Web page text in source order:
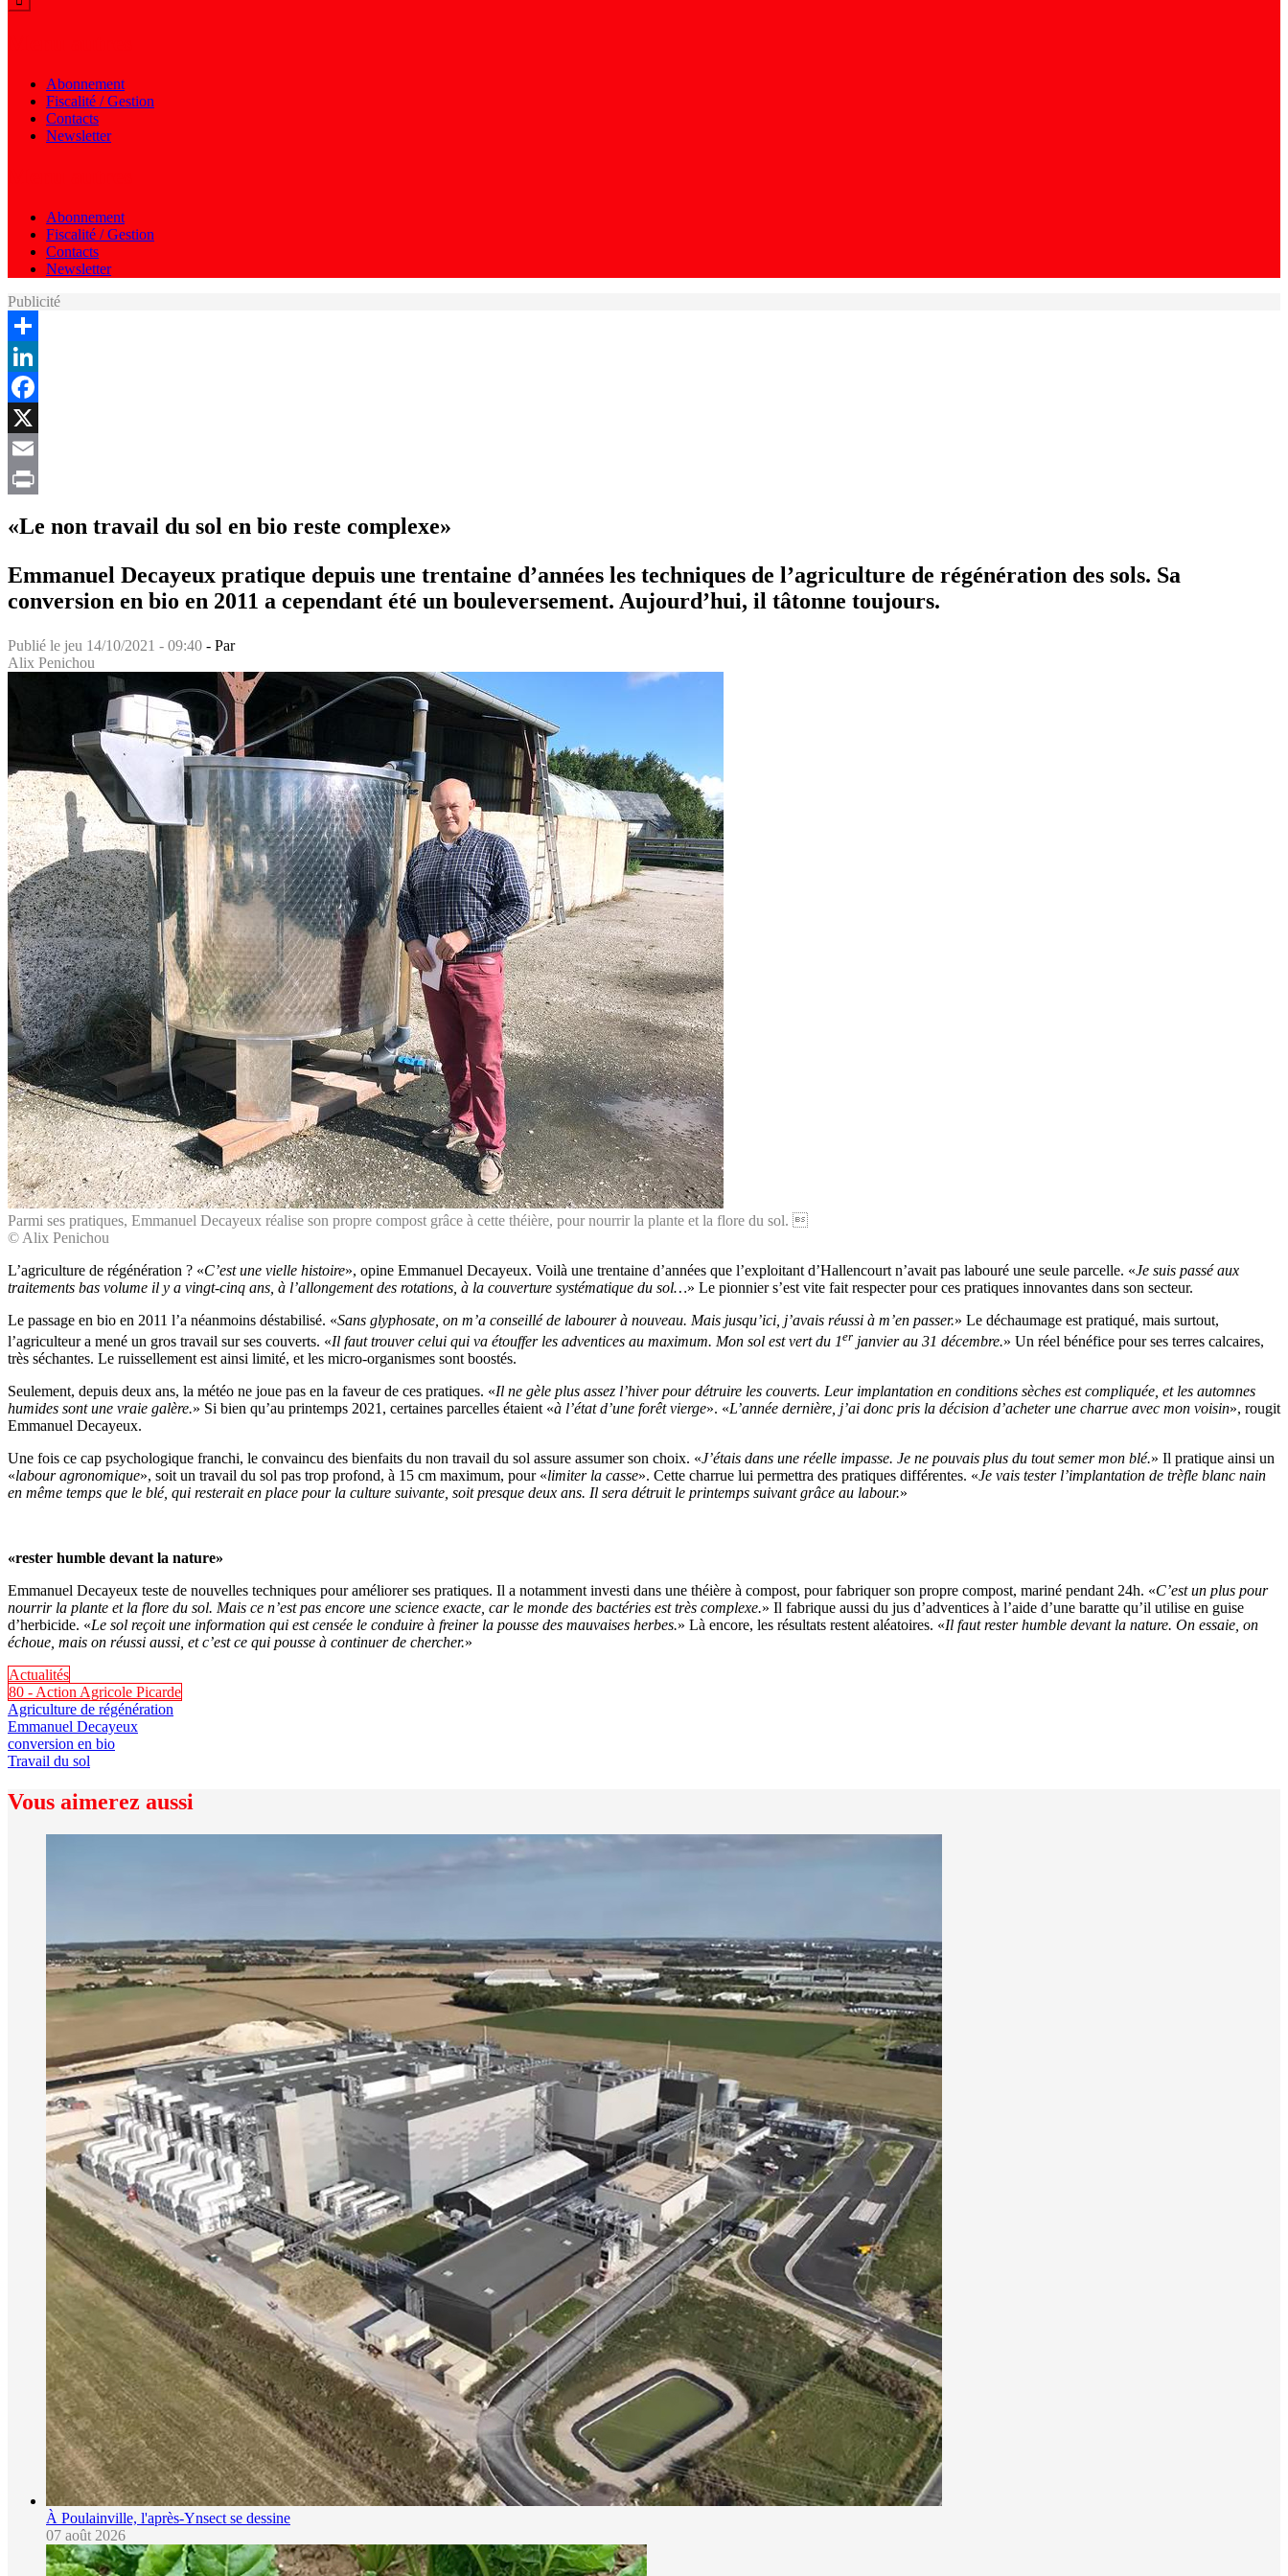
Abonnement
Fiscalité / Gestion
Contacts
Newsletter
Abonnement
Fiscalité / Gestion
Contacts
Newsletter
Publicité
Share
LinkedIn
Facebook
X
Email
«Le non travail du sol en bio reste complexe»
Emmanuel Decayeux pratique depuis une trentaine d’années les techniques de l’agriculture de régénération des sols. Sa
conversion en bio en 2011 a cependant été un bouleversement. Aujourd’hui, il tâtonne toujours.
Publié le jeu 14/10/2021 - 09:40 - Par
Alix Penichou
Parmi ses pratiques, Emmanuel Decayeux réalise son propre compost grâce à cette théière, pour nourrir la plante et la flore du sol. 
© Alix Penichou
L’agriculture de régénération ? «C’est une vielle histoire», opine Emmanuel Decayeux. Voilà une trentaine d’années que l’exploitant d’Hallencourt n’avait pas labouré une seule parcelle. «Je suis passé aux
traitements bas volume il y a vingt-cinq ans, à l’allongement des rotations, à la couverture systématique du sol…» Le pionnier s’est vite fait respecter pour ces pratiques innovantes dans son secteur.
Le passage en bio en 2011 l’a néanmoins déstabilisé. «Sans glyphosate, on m’a conseillé de labourer à nouveau. Mais jusqu’ici, j’avais réussi à m’en passer.» Le déchaumage est pratiqué, mais surtout,
l’agriculteur a mené un gros travail sur ses couverts. «Il faut trouver celui qui va étouffer les adventices au maximum. Mon sol est vert du 1er janvier au 31 décembre.» Un réel bénéfice pour ses terres calcaires,
très séchantes. Le ruissellement est ainsi limité, et les micro-organismes sont boostés.
Seulement, depuis deux ans, la météo ne joue pas en la faveur de ces pratiques. «Il ne gèle plus assez l’hiver pour détruire les couverts. Leur implantation en conditions sèches est compliquée, et les automnes
humides sont une vraie galère.» Si bien qu’au printemps 2021, certaines parcelles étaient «à l’état d’une forêt vierge». «L’année dernière, j’ai donc pris la décision d’acheter une charrue avec mon voisin», rougit
Emmanuel Decayeux.
Une fois ce cap psychologique franchi, le convaincu des bienfaits du non travail du sol assure assumer son choix. «J’étais dans une réelle impasse. Je ne pouvais plus du tout semer mon blé.» Il pratique ainsi un
«labour agronomique», soit un travail du sol pas trop profond, à 15 cm maximum, pour «limiter la casse». Cette charrue lui permettra des pratiques différentes. «Je vais tester l’implantation de trèfle blanc nain
en même temps que le blé, qui resterait en place pour la culture suivante, soit presque deux ans. Il sera détruit le printemps suivant grâce au labour.»
«rester humble devant la nature»
Emmanuel Decayeux teste de nouvelles techniques pour améliorer ses pratiques. Il a notamment investi dans une théière à compost, pour fabriquer son propre compost, mariné pendant 24h. «C’est un plus pour
nourrir la plante et la flore du sol. Mais ce n’est pas encore une science exacte, car le monde des bactéries est très complexe.» Il fabrique aussi du jus d’adventices à l’aide d’une baratte qu’il utilise en guise
d’herbicide. «Le sol reçoit une information qui est censée le conduire à freiner la pousse des mauvaises herbes.» Là encore, les résultats restent aléatoires. «Il faut rester humble devant la nature. On essaie, on
échoue, mais on réussi aussi, et c’est ce qui pousse à continuer de chercher.»
Actualités
80 - Action Agricole Picarde
Agriculture de régénération
Emmanuel Decayeux
conversion en bio
Travail du sol
Vous aimerez aussi
À Poulainville, l'après-Ynsect se dessine
07 août 2026